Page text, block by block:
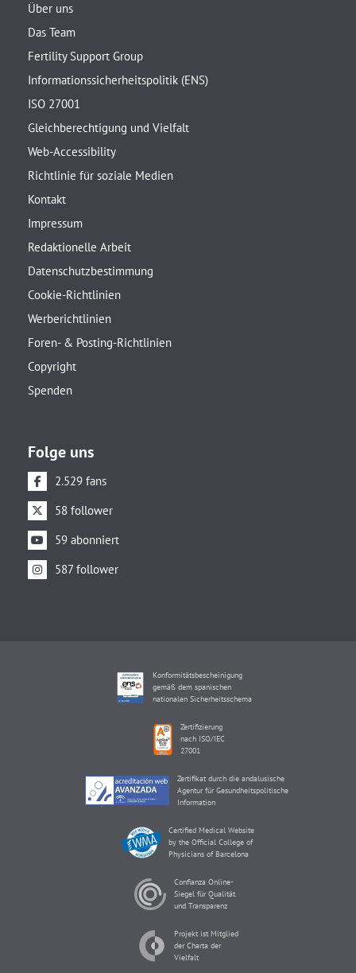
Über uns
Das Team
Fertility Support Group
Informationssicherheitspolitik (ENS)
ISO 27001
Gleichberechtigung und Vielfalt
Web-Accessibility
Richtlinie für soziale Medien
Kontakt
Impressum
Redaktionelle Arbeit
Datenschutzbestimmung
Cookie-Richtlinien
Werberichtlinien
Foren- & Posting-Richtlinien
Copyright
Spenden
Folge uns
2.529 fans
58 follower
59 abonniert
587 follower
Konformitätsbescheinigung
gemäß dem spanischen
nationalen Sicherheitsschema
Zertifizierung
nach ISO/IEC
27001
Zertifikat durch die andalusische
Agentur für Gesundheitspolitische
Information
Certified Medical Website
by the Official College of
Physicians of Barcelona
Confianza Online-
Siegel für Qualität
und Transparenz
Projekt ist Mitglied
der Charta der
Vielfalt